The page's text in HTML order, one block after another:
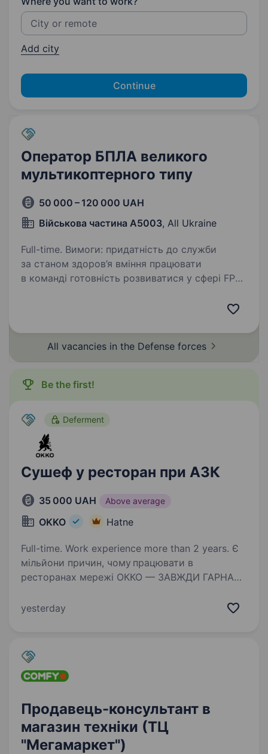
Add city
Continue
Оператор БПЛА великого
мультикоптерного типу
50 000 – 120 000 UAH
Військова частина А5003, All Ukraine
Full-time. Вимоги: придатність до служби
за станом здоров’я вміння працювати
в команді готовність розвиватися у сфері FPV-
роботи: -мобілізація до кінця воєнного стану
All vacancies in the Defense forces
Be the first!
Deferment
Сушеф у ресторан при АЗК
35 000 UAH Above average
OKKO Hatne
Full-time. Work experience more than 2 years. Є
мільйони причин, чому працювати в
ресторанах мережі ОККО — ЗАВЖДИ ГАРНА
перелічити усі, тому коротко розповімо тобі
yesterday
Продавець-консультант в
магазин техніки (ТЦ
"Мегамаркет")